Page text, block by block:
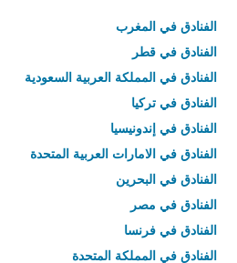
الفنادق في المغرب
الفنادق في قطر
الفنادق في المملكة العربية السعودية
الفنادق في تركيا
الفنادق في إندونيسيا
الفنادق في الامارات العربية المتحدة
الفنادق في البحرين
الفنادق في مصر
الفنادق في فرنسا
الفنادق في المملكة المتحدة